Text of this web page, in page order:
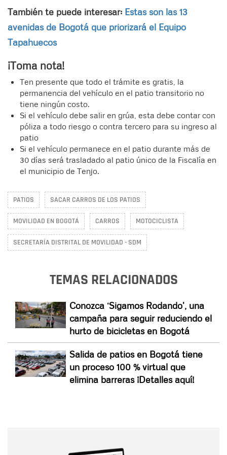
También te puede interesar: Estas son las 13
avenidas de Bogotá que priorizará el Equipo
Tapahuecos
¡Toma nota!
Ten presente que todo el trámite es gratis, la
permanencia del vehículo en el patio transitorio no
tiene ningún costo.
Si el vehículo debe salir en grúa, esta debe contar con
póliza a todo riesgo o contra tercero para su ingreso al
patio
Si el vehículo permanece en el patio durante más de
30 días será trasladado al patio único de la Fiscalía en
el municipio de Tenjo.
PATIOS SACAR CARROS DE LOS PATIOS
MOVILIDAD EN BOGOTÁ CARROS MOTOCICLISTA
SECRETARÍA DISTRITAL DE MOVILIDAD - SDM
TEMAS RELACIONADOS
Conozca ‘Sigamos Rodando’, una
campaña para seguir reduciendo el
hurto de bicicletas en Bogotá
Salida de patios en Bogotá tiene
un proceso 100 % virtual que
elimina barreras ¡Detalles aquí!